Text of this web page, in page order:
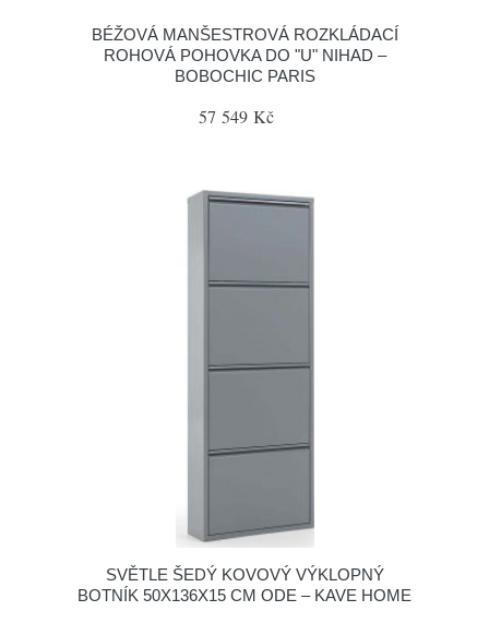
BÉŽOVÁ MANŠESTROVÁ ROZKLÁDACÍ
ROHOVÁ POHOVKA DO "U" NIHAD –
BOBOCHIC PARIS
57 549 Kč
SVĚTLE ŠEDÝ KOVOVÝ VÝKLOPNÝ
BOTNÍK 50X136X15 CM ODE – KAVE HOME